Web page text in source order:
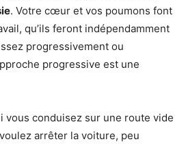
. Votre cœur et vos poumons font
qu’ils feront indépendamment
progressivement ou
progressive est une
vous conduisez sur une route vide
arrêter la voiture, peu